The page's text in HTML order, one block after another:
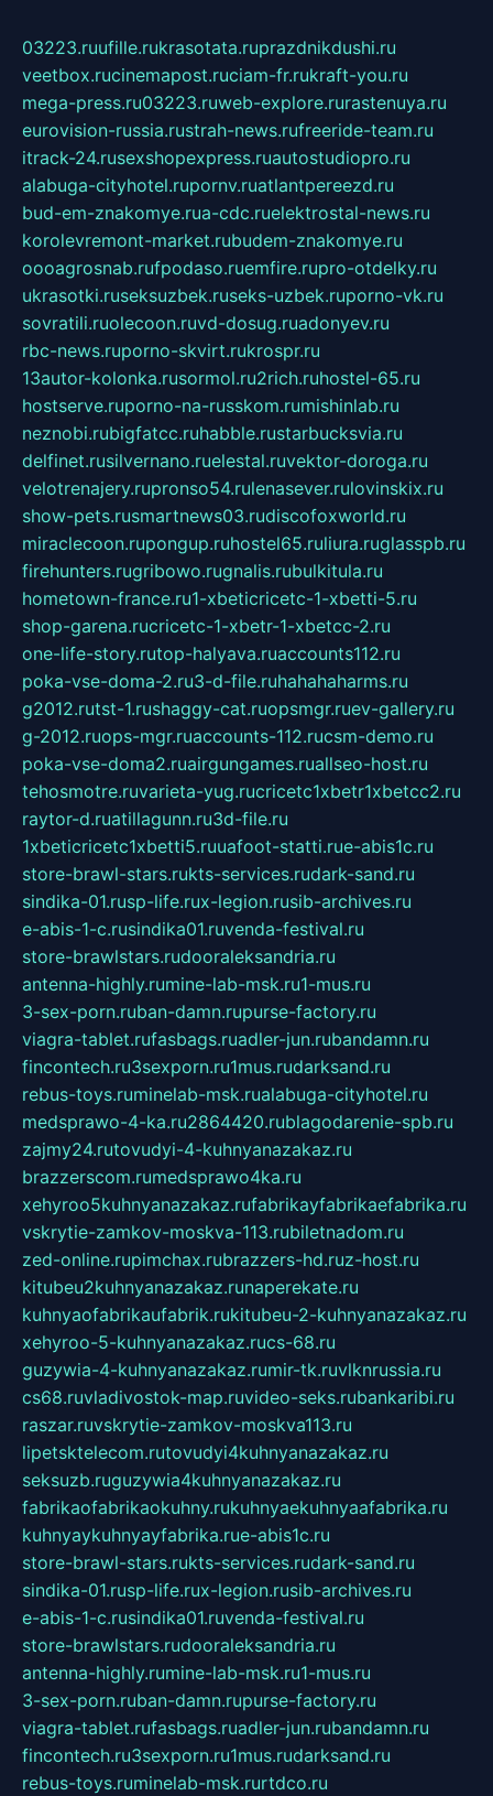
03223.ruufille.rukrasotata.ruprazdnikdushi.ru
veetbox.rucinemapost.ruciam-fr.rukraft-you.ru
mega-press.ru03223.ruweb-explore.rurastenuya.ru
eurovision-russia.rustrah-news.rufreeride-team.ru
itrack-24.rusexshopexpress.ruautostudiopro.ru
alabuga-cityhotel.rupornv.ruatlantpereezd.ru
bud-em-znakomye.rua-cdc.ruelektrostal-news.ru
korolevremont-market.rubudem-znakomye.ru
oooagrosnab.rufpodaso.ruemfire.rupro-otdelky.ru
ukrasotki.ruseksuzbek.ruseks-uzbek.ruporno-vk.ru
sovratili.ruolecoon.ruvd-dosug.ruadonyev.ru
rbc-news.ruporno-skvirt.rukrospr.ru
13autor-kolonka.rusormol.ru2rich.ruhostel-65.ru
hostserve.ruporno-na-russkom.rumishinlab.ru
neznobi.rubigfatcc.ruhabble.rustarbucksvia.ru
delfinet.rusilvernano.ruelestal.ruvektor-doroga.ru
velotrenajery.rupronso54.rulenasever.rulovinskix.ru
show-pets.rusmartnews03.rudiscofoxworld.ru
miraclecoon.rupongup.ruhostel65.ruliura.ruglasspb.ru
firehunters.rugribowo.rugnalis.rubulkitula.ru
hometown-france.ru1-xbeticricetc-1-xbetti-5.ru
shop-garena.rucricetc-1-xbetr-1-xbetcc-2.ru
one-life-story.rutop-halyava.ruaccounts112.ru
poka-vse-doma-2.ru3-d-file.ruhahahaharms.ru
g2012.rutst-1.rushaggy-cat.ruopsmgr.ruev-gallery.ru
g-2012.ruops-mgr.ruaccounts-112.rucsm-demo.ru
poka-vse-doma2.ruairgungames.ruallseo-host.ru
tehosmotre.ruvarieta-yug.rucricetc1xbetr1xbetcc2.ru
raytor-d.ruatillagunn.ru3d-file.ru
1xbeticricetc1xbetti5.ruuafoot-statti.rue-abis1c.ru
store-brawl-stars.rukts-services.rudark-sand.ru
sindika-01.rusp-life.rux-legion.rusib-archives.ru
e-abis-1-c.rusindika01.ruvenda-festival.ru
store-brawlstars.rudooraleksandria.ru
antenna-highly.rumine-lab-msk.ru1-mus.ru
3-sex-porn.ruban-damn.rupurse-factory.ru
viagra-tablet.rufasbags.ruadler-jun.rubandamn.ru
fincontech.ru3sexporn.ru1mus.rudarksand.ru
rebus-toys.ruminelab-msk.rualabuga-cityhotel.ru
medsprawo-4-ka.ru2864420.rublagodarenie-spb.ru
zajmy24.rutovudyi-4-kuhnyanazakaz.ru
brazzerscom.rumedsprawo4ka.ru
xehyroo5kuhnyanazakaz.rufabrikayfabrikaefabrika.ru
vskrytie-zamkov-moskva-113.rubiletnadom.ru
zed-online.rupimchax.rubrazzers-hd.ruz-host.ru
kitubeu2kuhnyanazakaz.runaperekate.ru
kuhnyaofabrikaufabrik.rukitubeu-2-kuhnyanazakaz.ru
xehyroo-5-kuhnyanazakaz.rucs-68.ru
guzywia-4-kuhnyanazakaz.rumir-tk.ruvlknrussia.ru
cs68.ruvladivostok-map.ruvideo-seks.rubankaribi.ru
raszar.ruvskrytie-zamkov-moskva113.ru
lipetsktelecom.rutovudyi4kuhnyanazakaz.ru
seksuzb.ruguzywia4kuhnyanazakaz.ru
fabrikaofabrikaokuhny.rukuhnyaekuhnyaafabrika.ru
kuhnyaykuhnyayfabrika.rue-abis1c.ru
store-brawl-stars.rukts-services.rudark-sand.ru
sindika-01.rusp-life.rux-legion.rusib-archives.ru
e-abis-1-c.rusindika01.ruvenda-festival.ru
store-brawlstars.rudooraleksandria.ru
antenna-highly.rumine-lab-msk.ru1-mus.ru
3-sex-porn.ruban-damn.rupurse-factory.ru
viagra-tablet.rufasbags.ruadler-jun.rubandamn.ru
fincontech.ru3sexporn.ru1mus.rudarksand.ru
rebus-toys.ruminelab-msk.rurtdco.ru